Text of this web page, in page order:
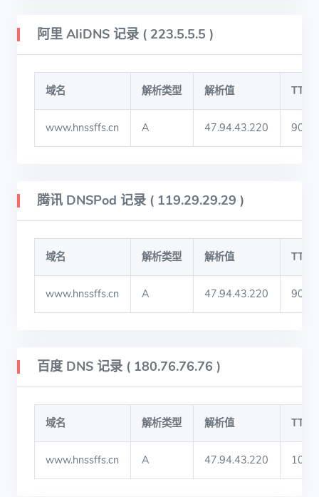
阿里 AliDNS 记录 ( 223.5.5.5 )
域名 解析类型 解析值 TTL
www.hnssffs.cn A 47.94.43.220 900
腾讯 DNSPod 记录 ( 119.29.29.29 )
域名 解析类型 解析值 TTL
www.hnssffs.cn A 47.94.43.220 900
百度 DNS 记录 ( 180.76.76.76 )
域名 解析类型 解析值 TTL
www.hnssffs.cn A 47.94.43.220 1030